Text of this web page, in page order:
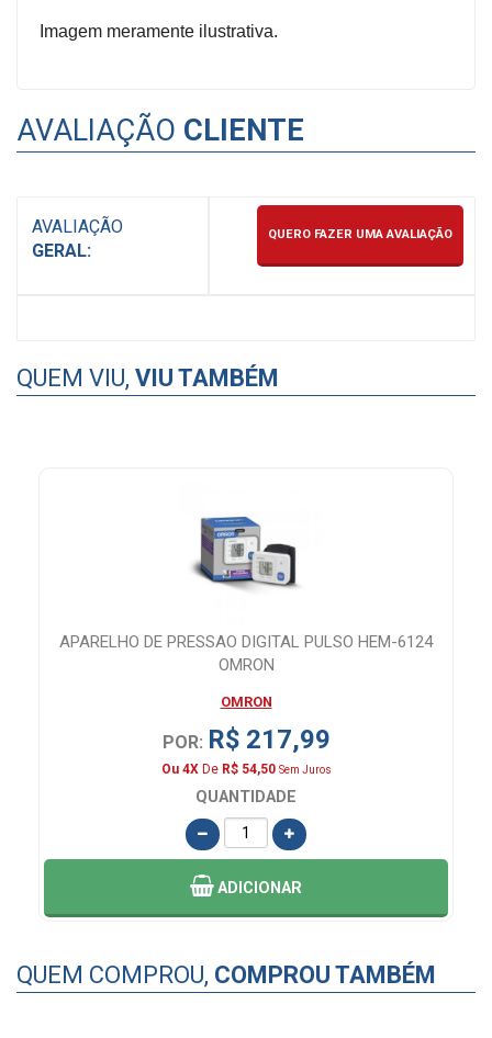
Imagem meramente ilustrativa.
AVALIAÇÃO CLIENTE
AVALIAÇÃO
GERAL:
QUERO FAZER UMA AVALIAÇÃO
QUEM VIU, VIU TAMBÉM
APARELHO DE PRESSAO DIGITAL PULSO HEM-6124
OMRON
OMRON
POR: R$ 217,99
Ou 4XDe R$ 54,50 Sem Juros
QUANTIDADE
ADICIONAR
QUEM COMPROU, COMPROU TAMBÉM